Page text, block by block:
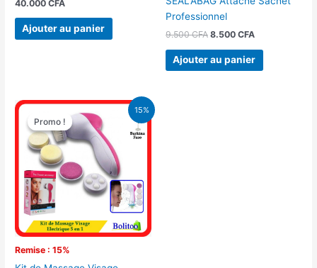
40.000CFA
Ajouter au panier
Professionnel
9.500CFA 8.500 CFA
Ajouter au panier
15%
Promo !
Remise : 15%
Promo !
Le
prix
initial
était :
4.100 CFA.
Le
actuel
est :
3.500 CFA.